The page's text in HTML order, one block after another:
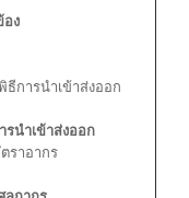
อง
ธีการนำเข้าส่งออก
รนำเข้าส่งออก
ราอากร